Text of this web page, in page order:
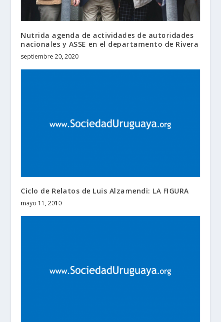
Nutrida agenda de actividades de autoridades
nacionales y ASSE en el departamento de Rivera
septiembre 20, 2020
Ciclo de Relatos de Luis Alzamendi: LA FIGURA
mayo 11, 2010